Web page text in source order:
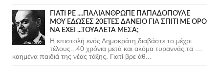
ΓΙΑΤΙ ΡΕ ....ΠΑΛΙΑΝΘΡΩΠΕ ΠΑΠΑΔΟΠΟΥΛΕ
ΜΟΥ ΕΔΩΣΕΣ 20ΕΤΕΣ ΔΑΝΕΙΟ ΓΙΑ ΣΠΙΤΙ ΜΕ ΟΡΟ
ΝΑ ΕΧΕΙ ...ΤΟΥΑΛΕΤΑ ΜΕΣΑ;
Η επιστολή ενός Δημοκράτη,διαβάστε το μέχρι
τέλους...40 χρόνια μετά και ακόμα τυραννάς τα ....
καημένα παιδιά της νέας τάξης. Γιατί βρε άθ...